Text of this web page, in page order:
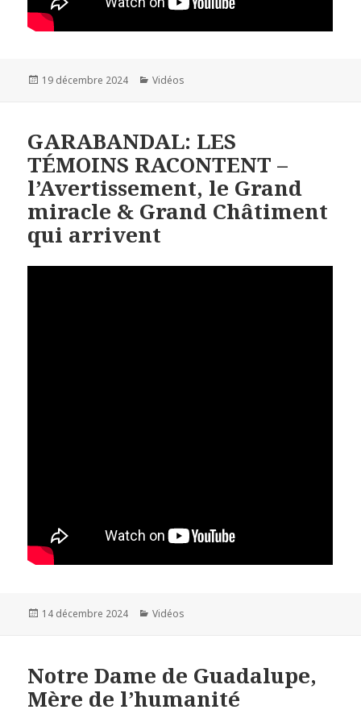
Publié
19 décembre 2024 Catégories
Vidéos
GARABANDAL: LES
TÉMOINS RACONTENT –
l’Avertissement, le Grand
miracle & Grand Châtiment
qui arrivent
Publié
14 décembre 2024 Catégories
Vidéos
Notre Dame de Guadalupe,
Mère de l’humanité